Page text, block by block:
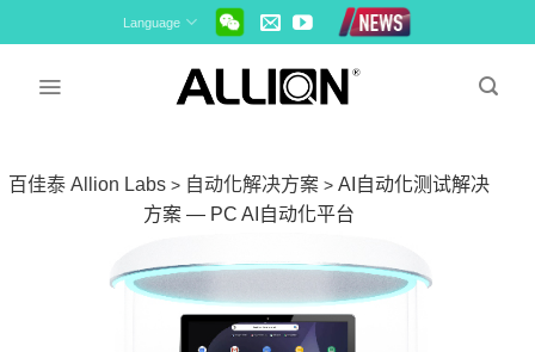
to
Language
百佳泰 Allion Labs> 自动化解决方案> AI自动化测试解决
方案 — PC AI自动化平台